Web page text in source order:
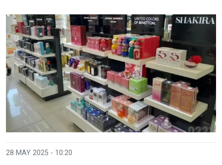
28 MAY 2025 - 10:20